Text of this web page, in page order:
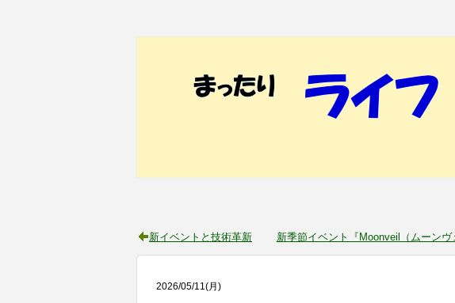
新イベントと技術革新 新季節イベント『Moonveil（ムーン
2026/05/11(月)